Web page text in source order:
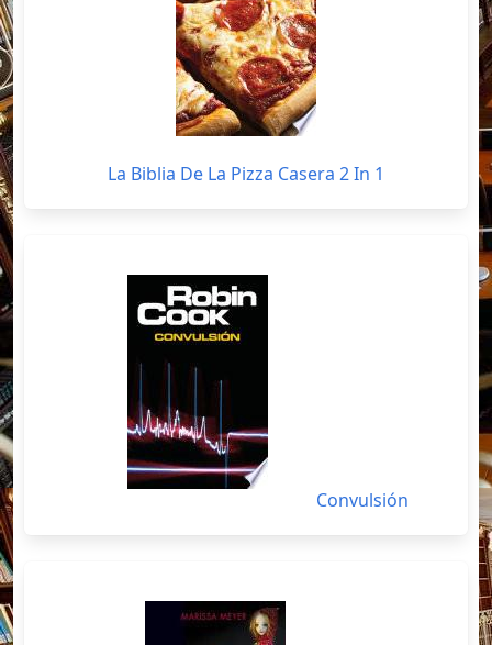
La Biblia De La Pizza Casera 2 In 1
Convulsión